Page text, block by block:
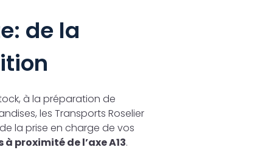
de la
à la préparation de
les Transports Roselier
la prise en charge de vos
proximité de l’axe A13.